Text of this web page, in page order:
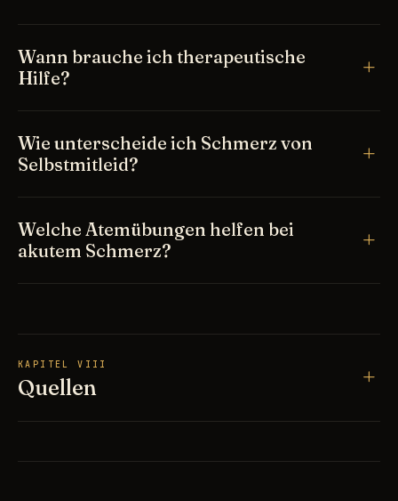
Wann brauche ich therapeutische
Hilfe?
Wie unterscheide ich Schmerz von
Selbstmitleid?
Welche Atemübungen helfen bei
akutem Schmerz?
KAPITEL VIII
Quellen